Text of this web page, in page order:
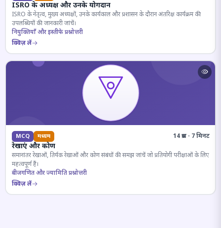
ISRO के अध्यक्ष और उनके योगदान
ISRO के नेतृत्व, मुख्य अध्यक्षों, उनके कार्यकाल और प्रशासन के दौरान अंतरिक्ष कार्यक्रम की
उपलब्धियों की जानकारी जांचें।
नियुक्तियाँ और इस्तीफे प्रश्नोत्तरी
क्विज़ लें
MCQ मध्यम 14 प्रश्न · 7 मिनट
रेखाएं और कोण
समानांतर रेखाओं, तिर्यक रेखाओं और कोण संबंधों की समझ जांचें जो प्रतियोगी परीक्षाओं के लिए
महत्वपूर्ण हैं।
बीजगणित और ज्यामिति प्रश्नोत्तरी
क्विज़ लें